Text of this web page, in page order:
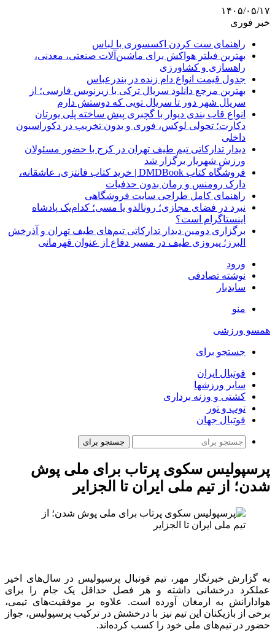
۱۴۰۵/۰۵/۱۷
خبر فوری
راهنمای ست کردن اکسسوری با لباس
بهترین فیلتر هواکش برای ماشین‌آلات صنعتی، معدنی،
راهسازی و کشاورزی
جدول قیمت انواع دام زنده در بندرعباس
بهترین مرجع دانلود سریال ترکی با زیرنویس فارسی؛ از
سریال شهر دور تا سریال تویی که دوستش دارم
انواع قاب بندی دیوار با گچبری پیش ساخته پلی یورتان
دکارت؛ تحولی لوکس، فوری و بدون تخریب در دکوراسیون
داخلی
دیدار تدارکاتی تیم طیف تهران در کرج با حضور مسئولان
ورزش شهریار برگزار شد
فروشگاه کتاب DMDBook | خرید کتاب فانتزی، عاشقانه،
دارک رومنس و رمان بدون حذفیات
راهنمای کامل طراحی سایت فروشگاهی
نبرد در فضای مجازی؛ رونالدو یا مسی؛ کدام‌یک پادشاه
اینستاگرام است؟
برگزاری دومین دیدار تدارکاتی تیم‌های طیف تهران و آذرخش
البرز؛ پیروزی طیف در مسیر دفاع از عنوان قهرمانی
ورود
نوشته تصادفی
سایدبار
منو
همسو ورزشی
جستجو برای
فوتبال ایران
سایر ورزشها
کشتی و وزنه برداری
توپ و تور
فوتبال جهان
جستجو برای
پرسپولیس سکوی پرتاب برای ملی پوش
شدن؛ از تیم ملی ایران تا الجزایر
به گزارش خبرنگار مهر، تیم فوتبال پرسپولیس در سال‌های اخیر
عملکرد درخشانی داشته و هر فصل حداقل یک جام را برای
هوادارانش به ارمغان آورده است. علاوه بر موفقیت‌های تیمی،
برخی از بازیکنان این تیم نیز با درخشش در ترکیب پرسپولیس، جواز
حضور در تیم‌های ملی خود را کسب کرده‌اند.